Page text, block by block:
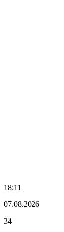
18:11
07.08.2026
34